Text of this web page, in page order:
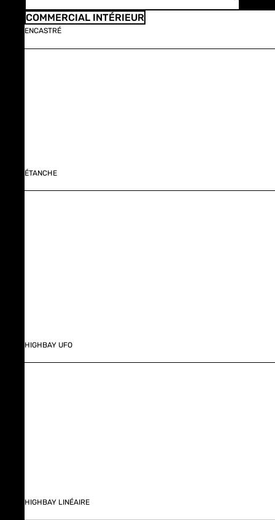
COMMERCIAL INTÉRIEUR
ENCASTRÉ
ÉTANCHE
HIGHBAY UFO
HIGHBAY LINÉAIRE